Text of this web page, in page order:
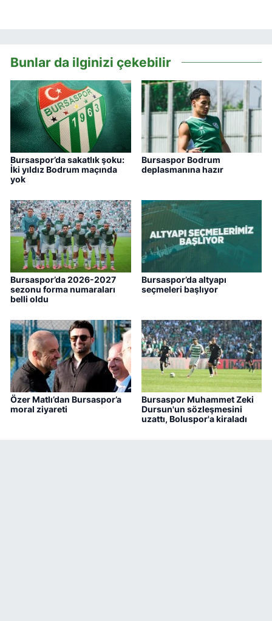
Bunlar da ilginizi çekebilir
Bursaspor’da sakatlık şoku:
İki yıldız Bodrum maçında
yok
Bursaspor Bodrum
deplasmanına hazır
Bursaspor’da 2026-2027
sezonu forma numaraları
belli oldu
Bursaspor’da altyapı
seçmeleri başlıyor
Özer Matlı’dan Bursaspor’a
moral ziyareti
Bursaspor Muhammet Zeki
Dursun'un sözleşmesini
uzattı, Boluspor'a kiraladı